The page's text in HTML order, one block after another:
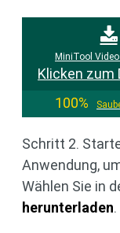
MiniTool
Klicken zum
100%
Schritt 2.
Anwendung,
Wählen Sie in
herunterladen.